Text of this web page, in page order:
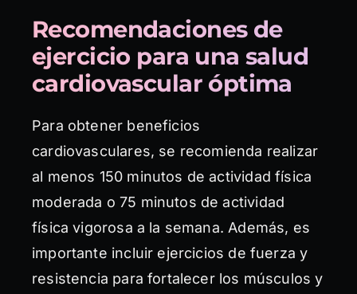
Recomendaciones de
ejercicio para una salud
cardiovascular óptima
Para obtener beneficios
cardiovasculares, se recomienda realizar
al menos 150 minutos de actividad física
moderada o 75 minutos de actividad
física vigorosa a la semana. Además, es
importante incluir ejercicios de fuerza y
resistencia para fortalecer los músculos y